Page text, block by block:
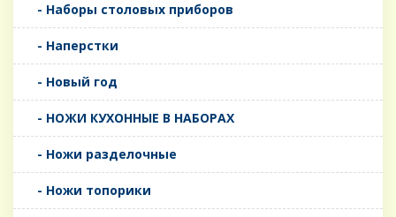
- Наборы столовых приборов
- Наперстки
- Новый год
- НОЖИ КУХОННЫЕ В НАБОРАХ
- Ножи разделочные
- Ножи топорики